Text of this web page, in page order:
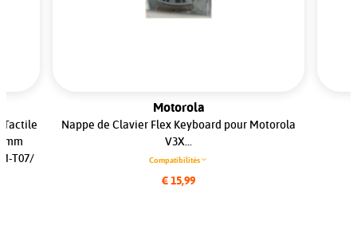
Tactile
T07/
Motorola
Nappe de Clavier Flex Keyboard pour Motorola
V3X...
Compatibilités
€ 15,99